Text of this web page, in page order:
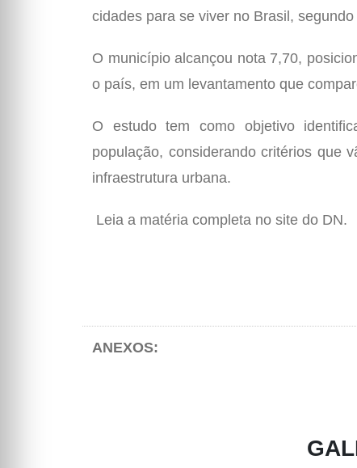
cidades para se viver no Brasil,
O município alcançou nota 7,70,
o país, em um levantamento que
O estudo tem como objetivo
população, considerando critérios que
infraestrutura urbana.
Leia a matéria completa no site do DN.
ANEXOS: